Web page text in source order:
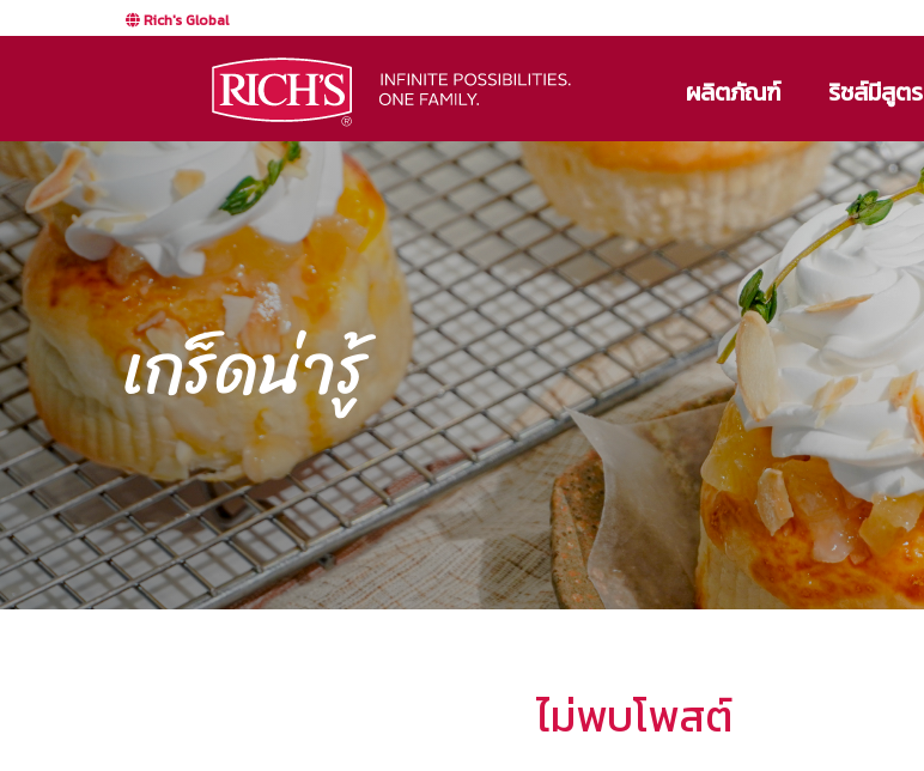
Rich's Global
ผลิตภัณฑ์ ริชส์มีสูตร
เกร็ดน่ารู้
ไม่พบโพสต์